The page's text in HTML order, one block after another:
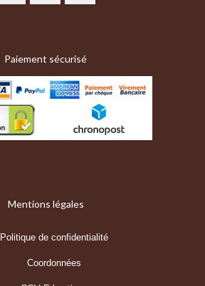
Paiement sécurisé
Mentions légales
Politique de confidentialité
Coordonnées